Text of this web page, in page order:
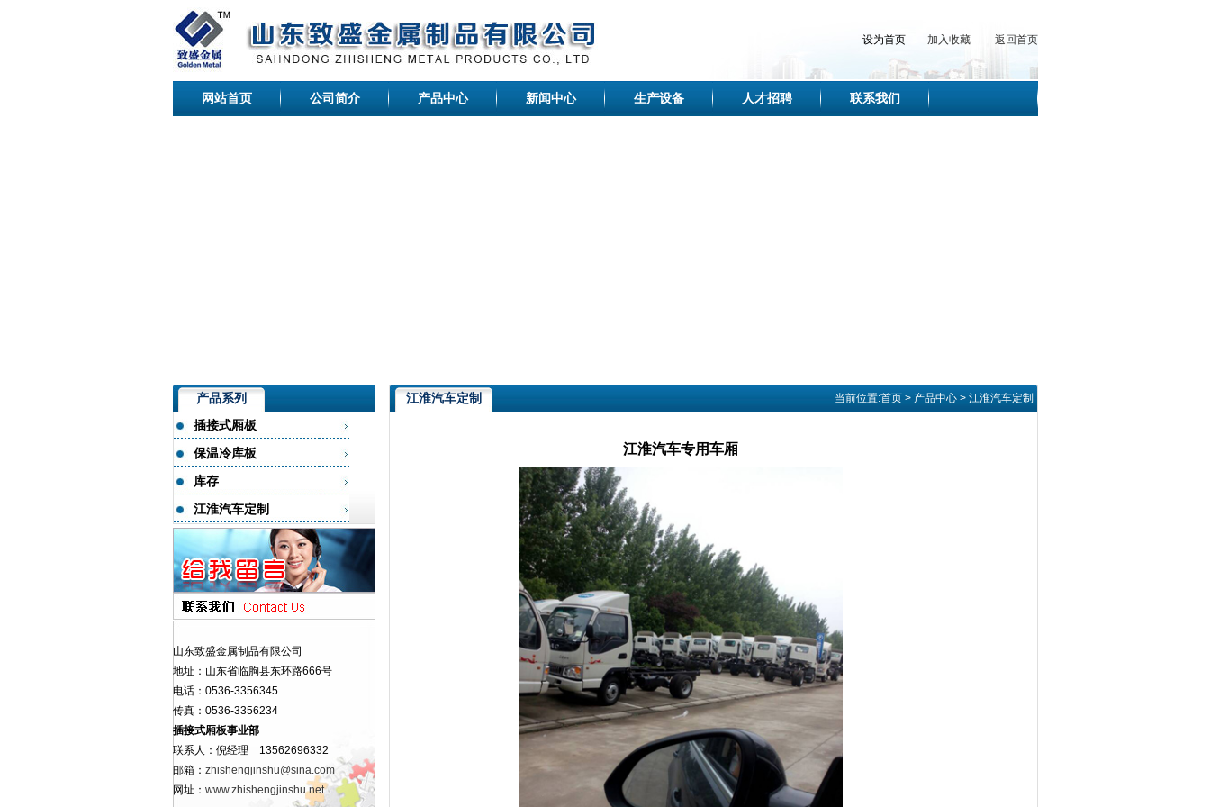
设为首页 加入收藏 返回首页
网站首页 公司简介 产品中心 新闻中心 生产设备 人才招聘 联系我们
产品系列
插接式厢板
保温冷库板
库存
江淮汽车定制
山东致盛金属制品有限公司
地址：山东省临朐县东环路666号
电话：0536-3356345
传真：0536-3356234
插接式厢板事业部
联系人：倪经理 13562696332
邮箱： zhishengjinshu@sina.com
网址： www.zhishengjinshu.net
江淮汽车定制 当前位置:首页> 产品中心> 江淮汽车定制
江淮汽车专用车厢